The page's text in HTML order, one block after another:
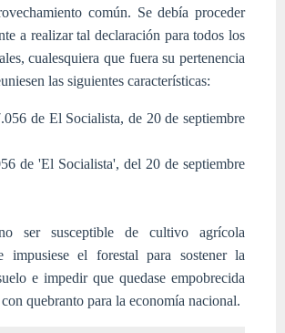
común. Se debía proceder
a realizar tal declaración para todos los
cualesquiera que fuera su pertenencia
las siguientes características:
de 'El Socialista', del 20 de septiembre
ser susceptible de cultivo agrícola
impusiese el forestal para sostener la
e impedir que quedase empobrecida
quebranto para la economía nacional.